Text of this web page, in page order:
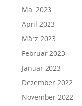
Mai 2023
April 2023
März 2023
Februar 2023
Januar 2023
Dezember 2022
November 2022